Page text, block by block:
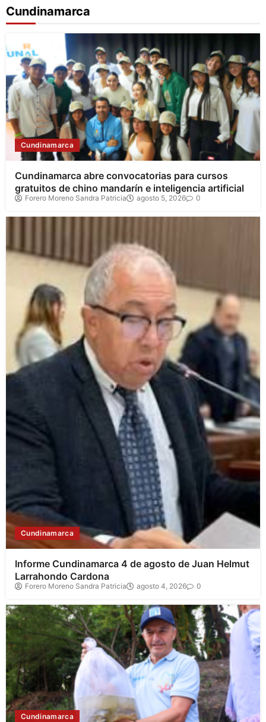
Cundinamarca
Cundinamarca
Cundinamarca abre convocatorias para cursos
gratuitos de chino mandarín e inteligencia artificial
Forero Moreno Sandra Patricia agosto 5, 2026 0
Cundinamarca
Informe Cundinamarca 4 de agosto de Juan Helmut
Larrahondo Cardona
Forero Moreno Sandra Patricia agosto 4, 2026 0
Cundinamarca